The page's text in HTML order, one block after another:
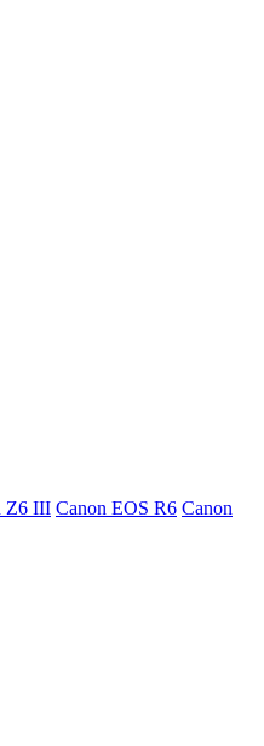
Z6 III Canon EOS R6 Canon